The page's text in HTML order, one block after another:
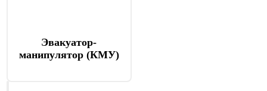
Эвакуатор-
манипулятор (КМУ)